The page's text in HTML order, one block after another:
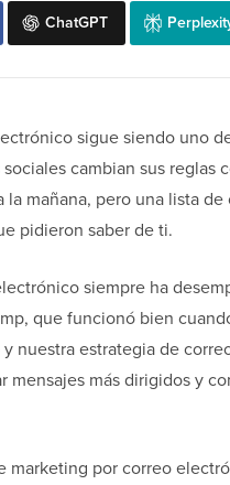
ChatGPT
sigue siendo uno
cambian sus
la mañana, pero una lista
pidieron saber de ti.
siempre ha
que funcionó bien
nuestra estrategia de
mensajes más dirigidos y
marketing por correo